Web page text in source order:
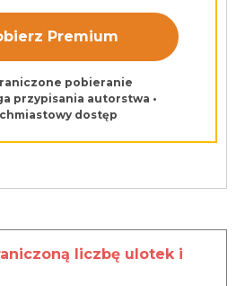
Premium
pobieranie
przypisania autorstwa •
dostęp
liczbę ulotek i